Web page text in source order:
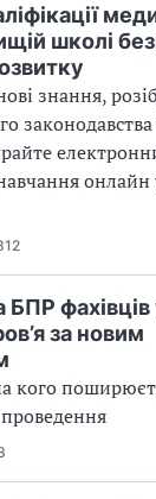
школі
знання,
БПР фахівців
за новим
кого